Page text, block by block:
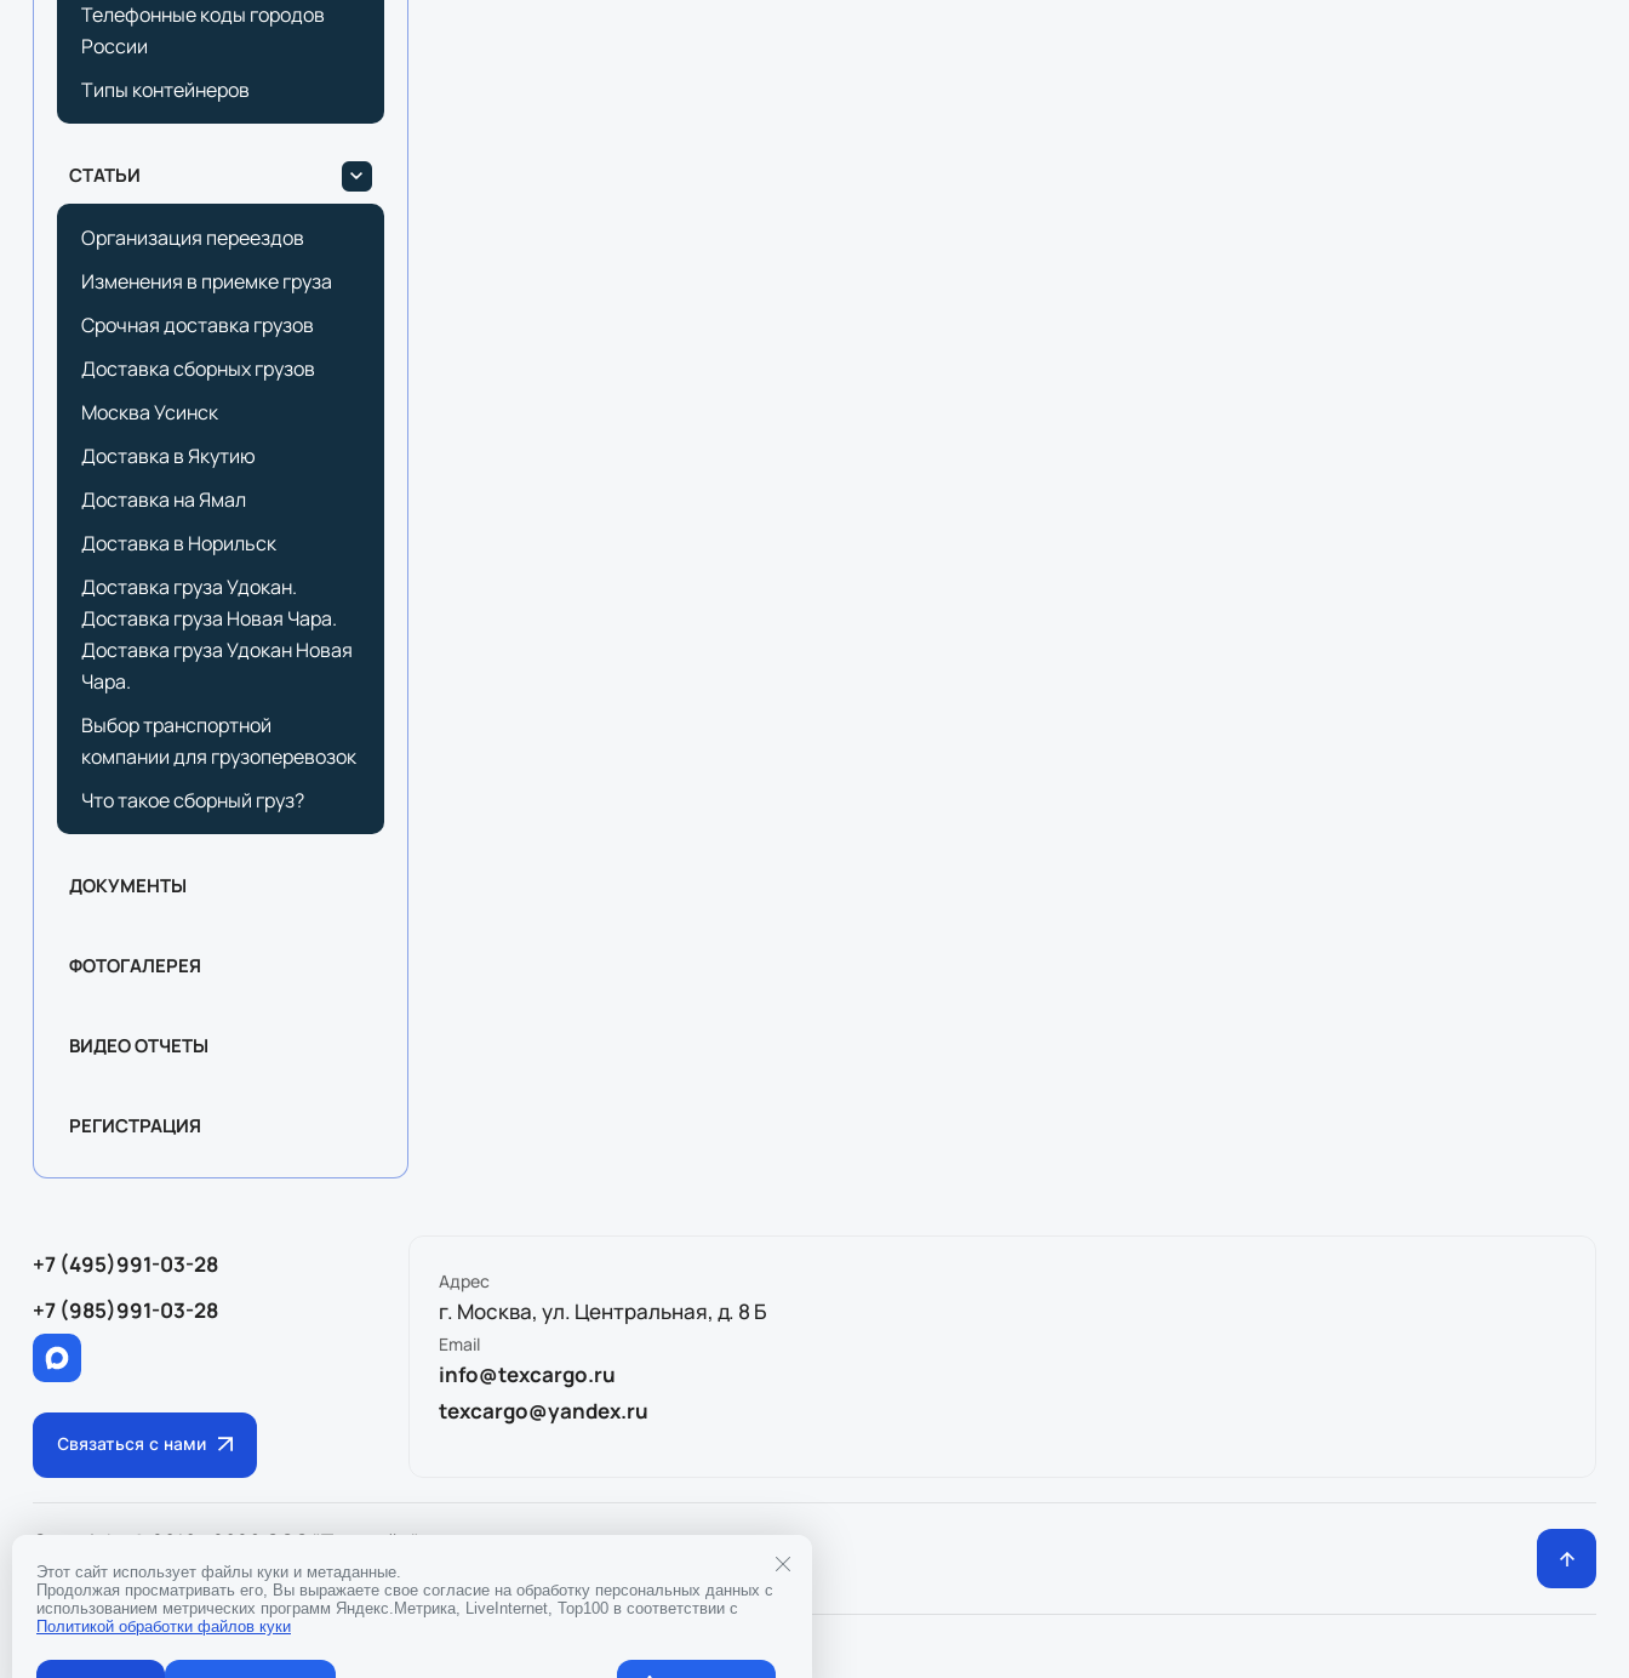
Телефонные коды городов
России
Типы контейнеров
СТАТЬИ
Организация переездов
Изменения в приемке груза
Срочная доставка грузов
Доставка сборных грузов
Москва Усинск
Доставка в Якутию
Доставка на Ямал
Доставка в Норильск
Доставка груза Удокан.
Доставка груза Новая Чара.
Доставка груза Удокан Новая
Чара.
Выбор транспортной
компании для грузоперевозок
Что такое сборный груз?
ДОКУМЕНТЫ
ФОТОГАЛЕРЕЯ
ВИДЕО ОТЧЕТЫ
РЕГИСТРАЦИЯ
+7 (495)991-03-28
+7 (985)991-03-28
Связаться с нами
Адрес
г. Москва, ул. Центральная, д. 8 Б
Email
info@texcargo.ru
texcargo@yandex.ru
Copyright © 2010 - 2026 ООО "Тэкслайн"
Политика конфиденциальности
Этот сайт использует файлы куки и метаданные.
Продолжая просматривать его, Вы выражаете свое согласие на обработку персональных данных с
использованием метрических программ Яндекс.Метрика, LiveInternet, Top100 в соответствии с
Политикой обработки файлов куки